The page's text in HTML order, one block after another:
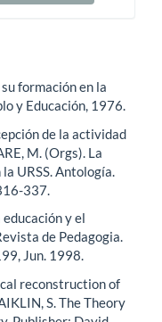
formación en la
y Educación, 1976.
de la actividad
M. (Orgs). La
URSS. Antología.
337.
educación y el
de Pedagogia.
Jun. 1998.
reconstruction of
S. The Theory